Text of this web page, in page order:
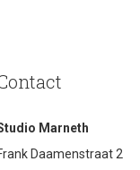
Marneth
Daamenstraat 2